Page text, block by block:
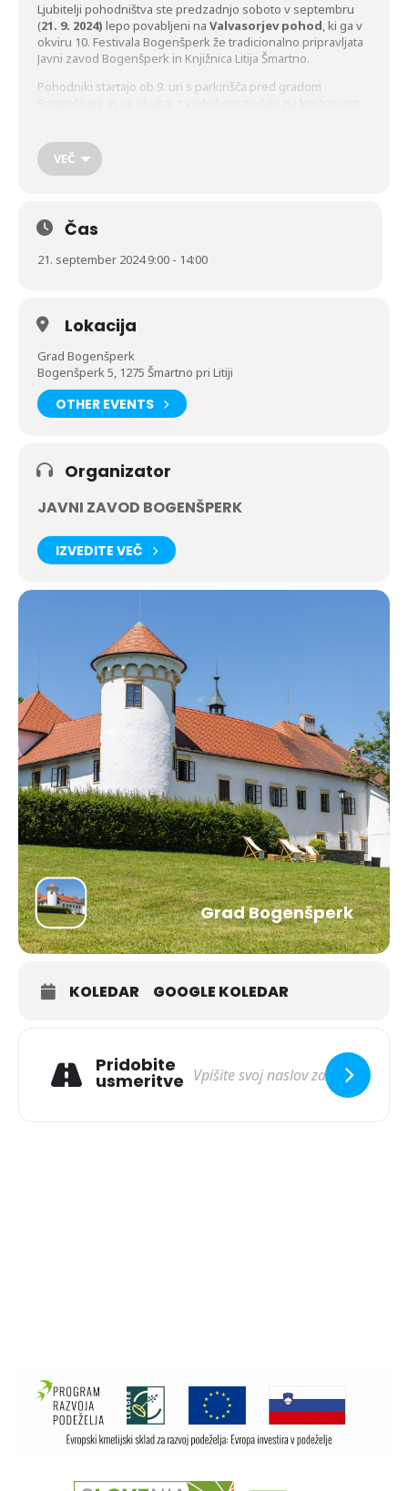
Ljubitelji pohodništva ste predzadnjo soboto v septembru
(21. 9. 2024) lepo povabljeni na Valvasorjev pohod, ki ga v
okviru 10. Festivala Bogenšperk že tradicionalno pripravljata
Javni zavod Bogenšperk in Knjižnica Litija Šmartno.
Pohodniki startajo ob 9. uri s parkirišča pred gradom
Pohodniki bodo pred startom lahko naročili toplo malico, ki
jim jo bo po zaključku pohoda postregla Krčma na gradu
Vabljeni!
VEČ
Čas
21. september 2024 9:00 - 14:00
Lokacija
Grad Bogenšperk
Bogenšperk 5, 1275 Šmartno pri Litiji
OTHER EVENTS
Organizator
JAVNI ZAVOD BOGENŠPERK
IZVEDITE VEČ
Grad Bogenšperk
KOLEDAR GOOGLE KOLEDAR
Pridobite
usmeritve